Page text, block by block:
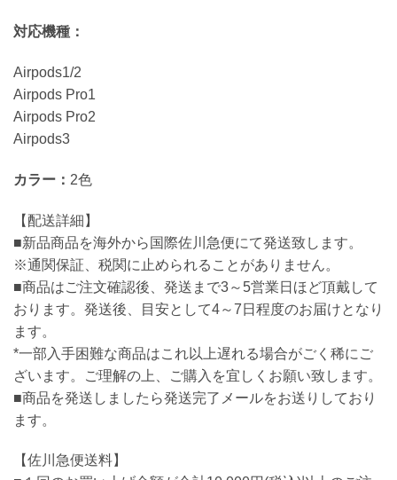
対応機種：
Airpods1/2
Airpods Pro1
Airpods Pro2
Airpods3
カラー： 2色
【配送詳細】
■新品商品を海外から国際佐川急便にて発送致します。
※通関保証、税関に止められることがありません。
■商品はご注文確認後、発送まで3～5営業日ほど頂戴して
おります。発送後、目安として4～7日程度のお届けとなり
ます。
*一部入手困難な商品はこれ以上遅れる場合がごく稀にご
ざいます。ご理解の上、ご購入を宜しくお願い致します。
■商品を発送しましたら発送完了メールをお送りしており
ます。
【佐川急便送料】